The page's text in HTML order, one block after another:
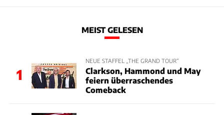
MEIST GELESEN
1
NEUE STAFFEL „THE GRAND TOUR“
Clarkson, Hammond und May
feiern überraschendes
Comeback